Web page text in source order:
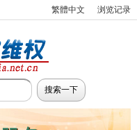
繁體中文 浏览记录